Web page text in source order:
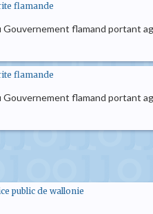
flamande
flamand portant
flamande
flamand portant
public de wallonie